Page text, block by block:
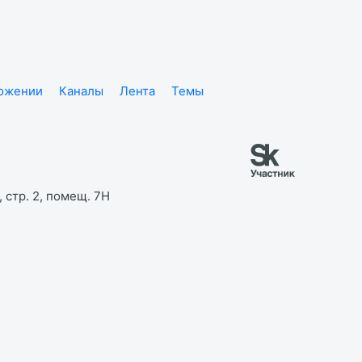
Каналы Лента
Темы
стр. 2, помещ. 7Н